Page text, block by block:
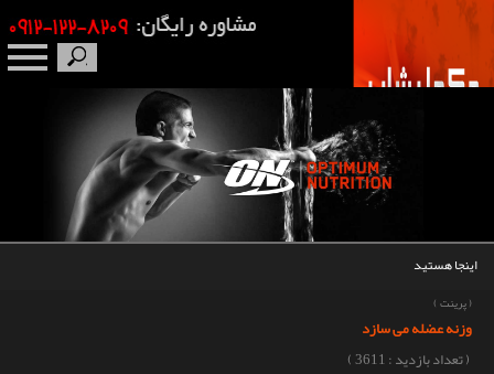
محصولات
اینجا هستید
(پرینت )
وزنه عضله می سازد
( تعداد بازدید : 3611 )